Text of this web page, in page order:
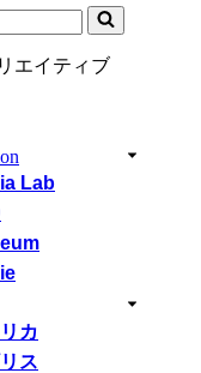
エイティブ
Lab
カ
ス